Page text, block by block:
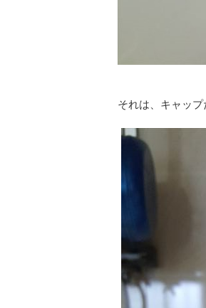
それは、キャップ